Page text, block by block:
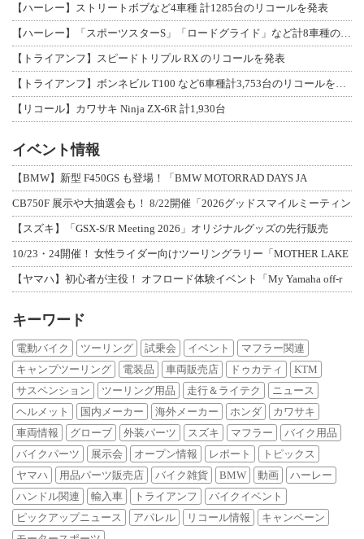
【ハーレー】ストリートボブなど4車種 計1285台のリコールを発表
【トライアンフ】スピードトリプル RX のリコールを発表
【リコール】カワサキ Ninja ZX-6R 計1,930台
イベント情報
【BMW】新型 F450GS も登場！「BMW MOTORRAD DAYS JA
CB750F 展示や大抽選会も！ 8/22開催「2026グッドスマイルミーティン
【スズキ】「GSX-S/R Meeting 2026」オリジナルグッズの先行販売
10/23・24開催！ 女性ライダー向けツーリングラリー「MOTHER LAKE
【ヤマハ】初心者が主役！ オフロード体験イベント「My Yamaha off-r
キーワード
電動バイク ツーリング 試乗会 イベント
マフラー関連
キャンプツーリング
電装品 車両販売店 ドゥカティ
KTM
サスペンション
ツーリング用品 走行＆ライテク
ニュース
ヘルメット
国内メーカー 海外メーカー ホンダ
カワサキ
車両情報
グローブ 外装パーツ スズキ マフラー
バイク用品
バイクパーツ
展示会 オープン情報 レポート
トピックス
ヤマハ
用品パーツ販売店 バイク雑貨 BMW 動画
ハーレー
ハンドル関連
輸入車 トライアンフ
バイクイベント
ピックアップニュース
アパレル リコール情報
キャンペーン